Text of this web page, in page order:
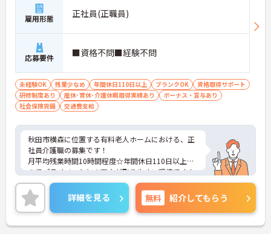
雇用形態 正社員(正職員)
応募要件 ■資格不問■経験不問
未経験OK 残業少なめ 年間休日110日以上 ブランクOK
資格取得サポート
研修制度あり
産休･育休･介護休暇取得実績あり
ボーナス・賞与あり
社会保険完備
交通費支給
秋田市横森に位置する有料老人ホームにおける、正
社員介護職の募集です！
月平均残業時間10時間程度☆年間休日110日以上な
のでプライベートとの両立が取りやすい環境です！
ご興味ある方には、面接対策ポイントなど、さらに
詳細をお話しいたしますのでお気軽にご相談くださ
い。
詳細を見る 無料 紹介してもらう